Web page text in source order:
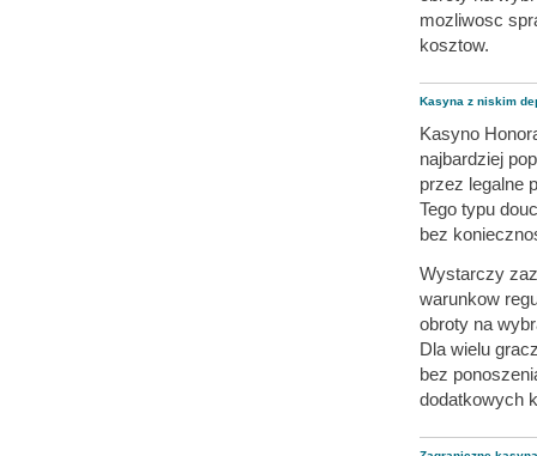
mozliwosc
kosztow.
Kasyna z niskim
Kasyno
najbardziej
przez legalne
Tego typu
bez
Wystarczy
warunkow
obroty na
Dla wielu
bez
dodatkowych